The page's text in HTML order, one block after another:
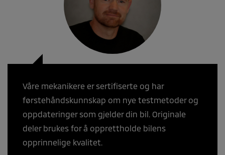
Våre mekanikere er sertifiserte og har
førstehåndskunnskap om nye testmetoder og
oppdateringer som gjelder din bil. Originale
deler brukes for å opprettholde bilens
opprinnelige kvalitet.